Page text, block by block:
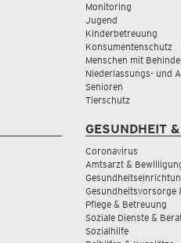
Monitoring
Jugend
Kinderbetreuung
Konsumentenschutz
Menschen mit
Niederlassungs- und
Senioren
Tierschutz
GESUNDHEIT
Coronavirus
Amtsarzt &
Gesundheitsvorsorge
Pflege & Betreuung
Soziale Dienste &
Sozialhilfe